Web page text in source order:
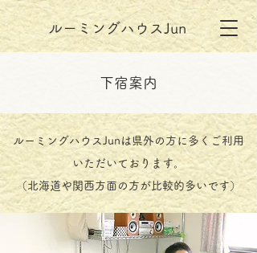
ルーミングハウスJun
下宿案内
ルーミングハウスJunは県外の方に多くご利用
いただいております。
​（北海道や関西方面の方が比較的多いです）